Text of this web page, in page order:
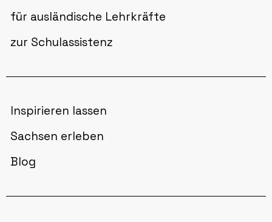
für ausländische Lehrkräfte
zur Schulassistenz
Inspirieren lassen
Sachsen erleben
Blog